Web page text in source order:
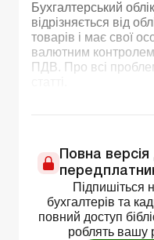
Бухгалтерський
відрізняється від
товарів і має свої
валютним
ПДВ. Про всі
Повна
Підпишіться
бухгалтерів та
повний доступ
роблять вашу